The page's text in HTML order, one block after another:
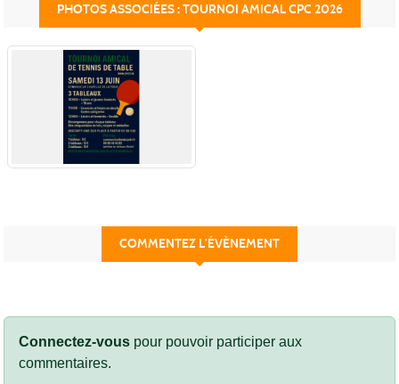
PHOTOS ASSOCIÉES : TOURNOI AMICAL CPC 2026
COMMENTEZ L’ÉVÈNEMENT
Connectez-vous pour pouvoir participer aux
commentaires.